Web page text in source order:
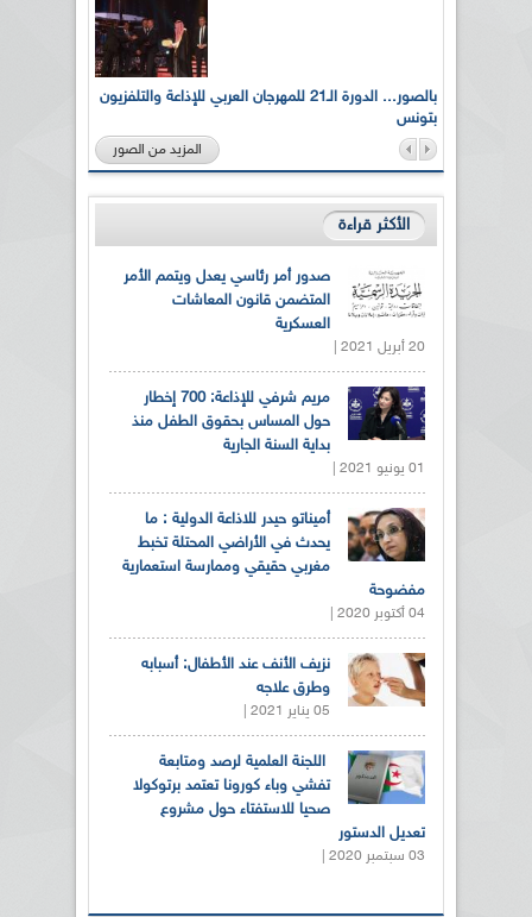
بالصور... الدورة الـ21 للمهرجان العربي للإذاعة والتلفزيون
بتونس
المزيد من الصور
الأكثر قراءة
صدور أمر رئاسي يعدل ويتمم الأمر
المتضمن قانون المعاشات
العسكرية
20 أبريل 2021 |
مريم شرفي للإذاعة: 700 إخطار
حول المساس بحقوق الطفل منذ
بداية السنة الجارية
01 يونيو 2021 |
أميناتو حيدر للاذاعة الدولية : ما
يحدث في الأراضي المحتلة تخبط
مغربي حقيقي وممارسة استعمارية
مفضوحة
04 أكتوبر 2020 |
نزيف الأنف عند الأطفال: أسبابه
وطرق علاجه
05 يناير 2021 |
اللجنة العلمية لرصد ومتابعة
تفشي وباء كورونا تعتمد برتوكولا
صحيا للاستفتاء حول مشروع
تعديل الدستور
03 سبتمبر 2020 |